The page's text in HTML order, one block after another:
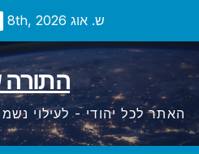
content
ש. אוג 8th, 2026
התורה
האתר לכל יהודי - לעילוי